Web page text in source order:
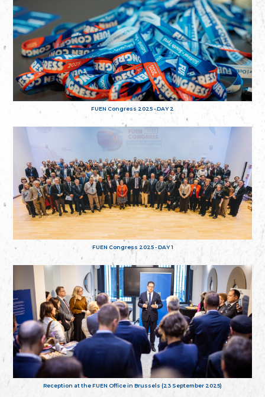
FUEN Congress 2025 - DAY 2
FUEN Congress 2025 - DAY 1
Reception at the FUEN Office in Brussels (23 September 2025)